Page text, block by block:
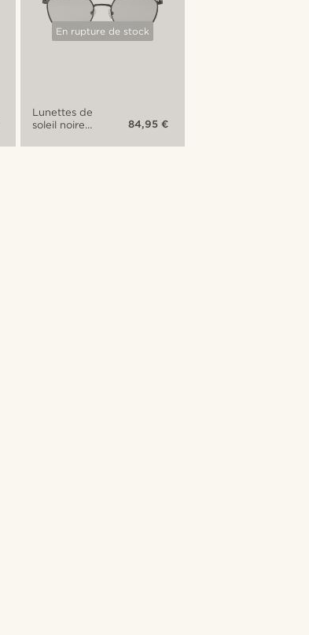
En rupture de stock
Lunettes de
soleil noires
à verres
84,95 €